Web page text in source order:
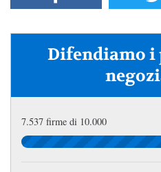
Difendiamo
7.537 firme di 10.000